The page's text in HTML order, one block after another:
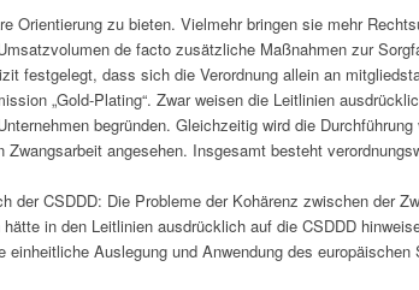
Orientierung zu bieten. Vielmehr bringen sie mehr
de facto zusätzliche Maßnahmen zur
festgelegt, dass sich die Verordnung allein an
„Gold-Plating“. Zwar weisen die Leitlinien
begründen. Gleichzeitig wird die
angesehen. Insgesamt besteht
der CSDDD: Die Probleme der Kohärenz zwischen der
in den Leitlinien ausdrücklich auf die CSDDD
Auslegung und Anwendung des